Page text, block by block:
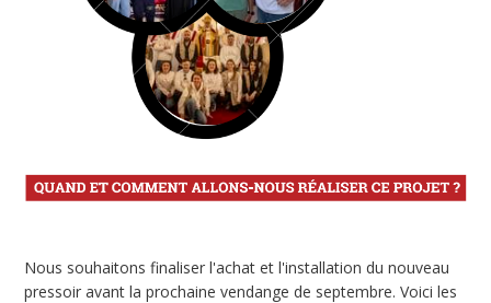
Nous souhaitons finaliser l'achat et l'installation du nouveau
pressoir avant la prochaine vendange de septembre. Voici les